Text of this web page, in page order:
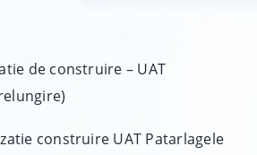
de construire – UAT
construire UAT Patarlagele